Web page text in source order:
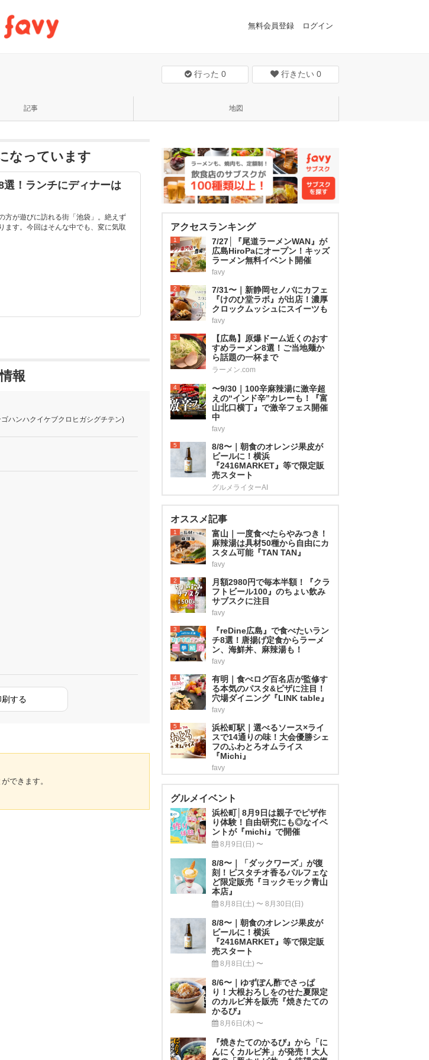
無料会員登録 ログイン
行った 0 行きたい 0
記事 地図
なっています
！ランチにディナーは
方が遊びに訪れる街「池袋」。絶えず
ます。今回はそんな中でも、変に気取
報
ハンハクイケブクロヒガシグチテン)
刷する
できます。
アクセスランキング
1
7/27│『尾道ラーメンWAN』が
広島HiroPaにオープン！キッズ
ラーメン無料イベント開催
favy
2
7/31〜｜新静岡セノバにカフェ
『けのひ堂ラボ』が出店！濃厚
クロックムッシュにスイーツも
favy
3
【広島】原爆ドーム近くのおす
すめラーメン8選！ご当地麺か
ら話題の一杯まで
ラーメン.com
4
〜9/30｜100辛麻辣湯に激辛超
えの“インド辛”カレーも！『富
山北口横丁』で激辛フェス開催
中
favy
5
8/8〜｜朝食のオレンジ果皮が
ビールに！横浜
『2416MARKET』等で限定販
売スタート
グルメライターAI
オススメ記事
1
富山｜一度食べたらやみつき！
麻辣湯は具材50種から自由にカ
スタム可能『TAN TAN』
favy
2
月額2980円で毎本半額！『クラ
フトビール100』のちょい飲み
サブスクに注目
favy
3
『reDine広島』で食べたいラン
チ8選！唐揚げ定食からラーメ
ン、海鮮丼、麻辣湯も！
favy
4
有明｜食べログ百名店が監修す
る本気のパスタ&ピザに注目！
穴場ダイニング『LINK table』
favy
5
浜松町駅｜選べるソース×ライ
スで14通りの味！大会優勝シェ
フのふわとろオムライス
『Michi』
favy
グルメイベント
浜松町│8月9日は親子でピザ作
り体験！自由研究にも◎なイベ
ントが『michi』で開催
8月9日(日) 〜
8/8〜｜「ダックワーズ」が復
刻！ピスタチオ香るパルフェな
ど限定販売『ヨックモック青山
本店』
8月8日(土) 〜 8月30日(日)
8/8〜｜朝食のオレンジ果皮が
ビールに！横浜
『2416MARKET』等で限定販
売スタート
8月8日(土) 〜
8/6〜｜ゆずぽん酢でさっぱ
り！大根おろしをのせた夏限定
のカルビ丼を販売『焼きたての
かるび』
8月6日(木) 〜
『焼きたてのかるび』から「に
んにくカルビ丼」が発売！大人